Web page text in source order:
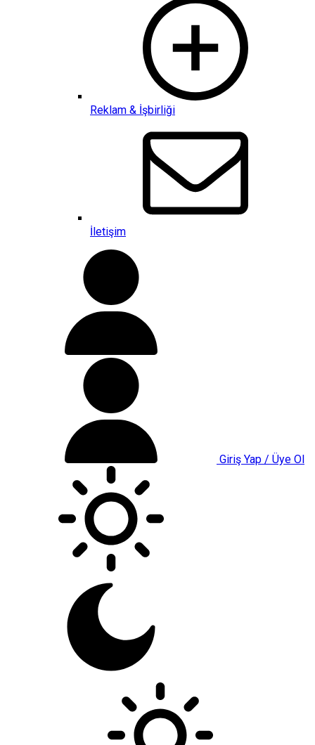
Reklam & İşbirliği
İletişim
Giriş Yap / Üye Ol